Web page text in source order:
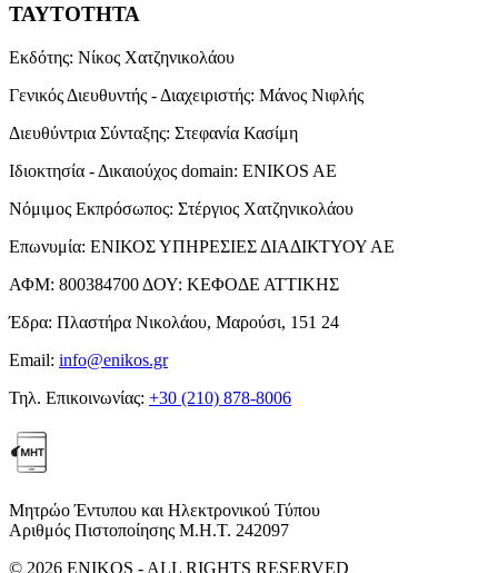
ΤΑΥΤΟΤΗΤΑ
Εκδότης: Νίκος Χατζηνικολάου
Γενικός Διευθυντής - Διαχειριστής: Μάνος Νιφλής
Διευθύντρια Σύνταξης: Στεφανία Κασίμη
Ιδιοκτησία - Δικαιούχος domain: ENIKOS AE
Νόμιμος Εκπρόσωπος: Στέργιος Χατζηνικολάου
Επωνυμία: ΕΝΙΚΟΣ ΥΠΗΡΕΣΙΕΣ ΔΙΑΔΙΚΤΥΟΥ ΑΕ
ΑΦΜ: 800384700 ΔΟΥ: ΚΕΦΟΔΕ ΑΤΤΙΚΗΣ
Έδρα: Πλαστήρα Νικολάου, Μαρούσι, 151 24
Email: info@enikos.gr
Τηλ. Επικοινωνίας: +30 (210) 878-8006
Μητρώο Έντυπου και Ηλεκτρονικού Τύπου
Αριθμός Πιστοποίησης Μ.Η.Τ. 242097
© 2026 ENIKOS - ALL RIGHTS RESERVED